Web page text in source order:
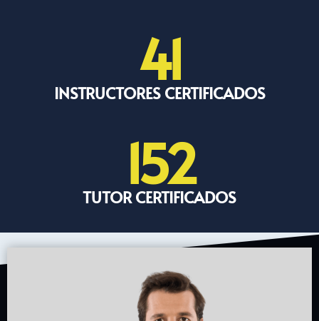
INSTRUCTORES CERTIFICADOS
41
TUTOR CERTIFICADOS
152